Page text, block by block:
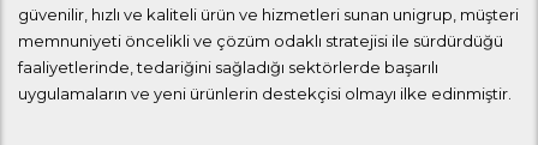
güvenilir, hızlı ve kaliteli ürün ve hizmetleri sunan unigrup, müşteri
memnuniyeti öncelikli ve çözüm odaklı stratejisi ile sürdürdüğü
faaliyetlerinde, tedariğini sağladığı sektörlerde başarılı
uygulamaların ve yeni ürünlerin destekçisi olmayı ilke edinmiştir.